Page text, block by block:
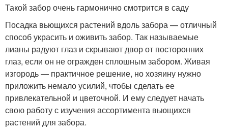
Такой забор очень гармонично смотрится в саду
Посадка вьющихся растений вдоль забора — отличный
способ украсить и оживить забор. Так называемые
лианы радуют глаз и скрывают двор от посторонних
глаз, если он не огражден сплошным забором. Живая
изгородь — практичное решение, но хозяину нужно
приложить немало усилий, чтобы сделать ее
привлекательной и цветочной. И ему следует начать
свою работу с изучения ассортимента вьющихся
растений для забора.